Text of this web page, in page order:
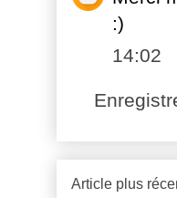
:)
14:02
Article plus